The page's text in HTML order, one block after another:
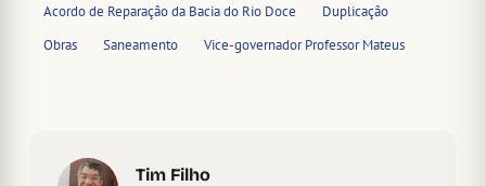
Acordo de Reparação da Bacia do Rio Doce
Duplicação
Obras
Saneamento Vice-governador Professor Mateus
Tim Filho